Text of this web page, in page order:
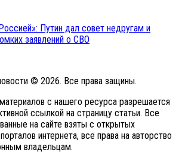
Путин дал совет недругам и
заявлений о СВО
© 2026. Все права защины.
с нашего ресурса разрешается
ссылкой на страницу статьи. Все
на сайте взяты с открытых
интернета, все права на авторство
владельцам.